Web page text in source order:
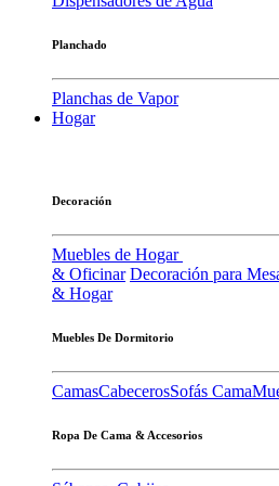
Planchado
Planchas de Vapor
Hogar
Decoración
Muebles de Hogar
& Oficinar Decoración para
& Hogar
Muebles De Dormitorio
CamasCabecerosSofás Cama
Ropa De Cama & Accesorios